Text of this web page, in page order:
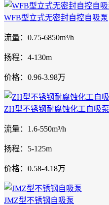
WFB型立式无密封自控自吸泵
流量：0.75-6850m³/h
扬程：4-130m
价格：0.96-3.98万
ZH型不锈钢耐腐蚀化工自吸泵
流量：1.6-550m³/h
扬程：5-125m
价格：0.58-4.18万
JMZ型不锈钢自吸泵